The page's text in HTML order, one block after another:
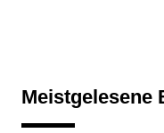
Meistgelesene